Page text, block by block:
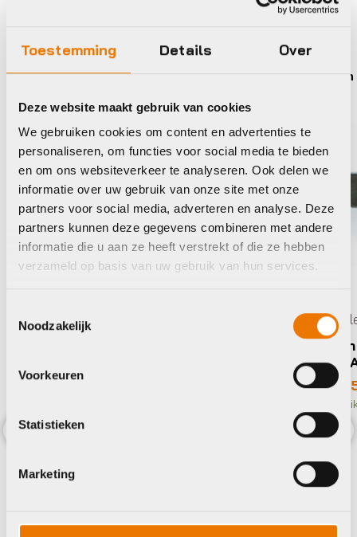
Toestemming Details Over
Deze website maakt gebruik van cookies
We gebruiken cookies om content en advertenties te
personaliseren, om functies voor social media te bieden
en om ons websiteverkeer te analyseren. Ook delen we
informatie over uw gebruik van onze site met onze
partners voor social media, adverteren en analyse. Deze
partners kunnen deze gegevens combineren met andere
informatie die u aan ze heeft verstrekt of die ze hebben
verzameld op basis van uw gebruik van hun services.
Noodzakelijk
Voorkeuren
Statistieken
Marketing
Crankbrothers Union
KRT
€